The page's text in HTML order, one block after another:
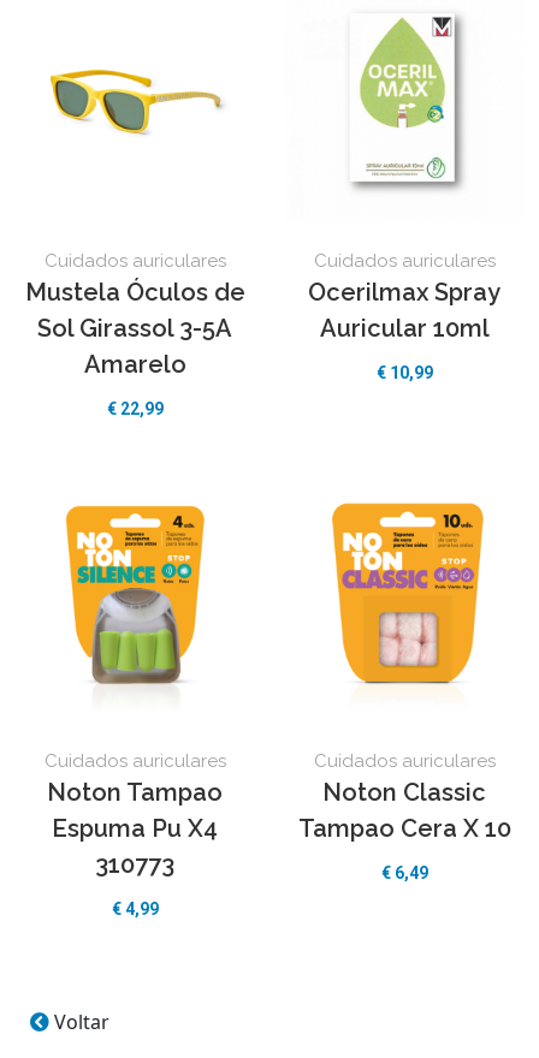
Cuidados auriculares
Mustela Óculos de
Sol Girassol 3-5A
Amarelo
€ 22,99
Cuidados auriculares
Ocerilmax Spray
Auricular 10ml
€ 10,99
Cuidados auriculares
Noton Tampao
Espuma Pu X4
310773
€4,99
Cuidados auriculares
Noton Classic
Tampao Cera X 10
€ 6,49
Voltar